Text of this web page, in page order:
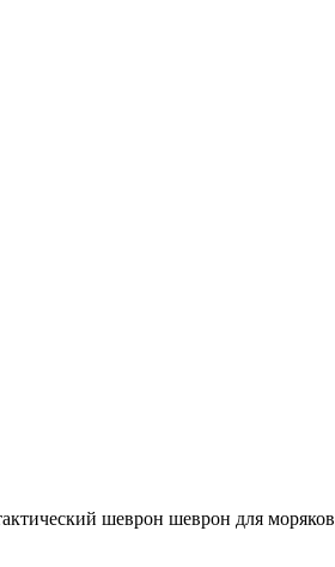
шеврон шеврон для моряков